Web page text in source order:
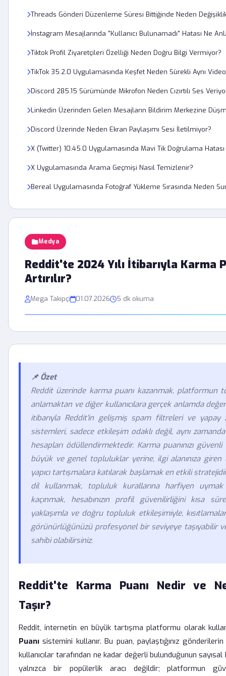
Medya
Reddit'te 2024 Yılı İtibarıyla Karma
Artırılır?
Mega Takipçi 01.07.2026 5 dk okuma
📌 Özet
Reddit üzerinde karma puanı kazanmak, platformun
anlamaktan ve diğer kullanıcılara gerçek anlamda
itibarıyla Reddit'in gelişmiş spam filtreleri ve yapay
sistemleri, sadece etkileşim odaklı değil, aynı
hesapları ödüllendirmektedir. Karma puanınızı
büyük ve genel topluluklar yerine, ilgi alanınıza
yapıcı tartışmalara katılarak başlamak en etkili
dil kullanmak, topluluk kurallarına harfiyen uymak
kaçınmak, hesabınızın profil güvenilirliğini kısa
yaklaşımla ve doğru topluluk etkileşimiyle,
görünürlüğünüzü profesyonel bir seviyeye taşıyabilir
sahibi olabilirsiniz.
Reddit'te Karma Puanı Nedir ve
Taşır?
Reddit, internetin en büyük tartışma platformu olarak
Puanı sistemini kullanır. Bu puan, paylaştığınız
kullanıcılar tarafından ne kadar değerli bulunduğunun
yalnızca bir popülerlik aracı değildir; platformun
Threads Gönderi Düzenleme Süresi Bittiğinde Neden
İnstagram Mesajlarında "Kullanıcı Bulunamadı" Hatası Ne
Tiktok Profil Ziyaretçileri Özelliği Neden Doğru Bilgi Vermiyor?
TikTok 35.2.0 Uygulamasında Keşfet Neden Sürekli Aynı
Discord 285.15 Sürümünde Mikrofon Neden Cızırtılı Ses
Linkedin Üzerinden Gelen Mesajların Bildirim Merkezine
Discord Üzerinde Neden Ekran Paylaşımı Sesi İletilmiyor?
X (Twitter) 10.45.0 Uygulamasında Mavi Tik Doğrulama Hatası
X Uygulamasında Arama Geçmişi Nasıl Temizlenir?
Bereal Uygulamasında Fotoğraf Yükleme Sırasında Neden